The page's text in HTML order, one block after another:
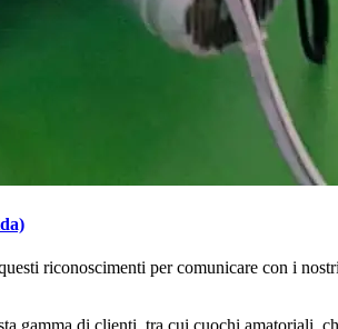
riconoscimenti per comunicare con i
gamma di clien­ti, tra cui cuochi amator­iali,